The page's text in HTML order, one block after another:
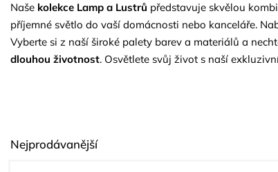
Naše kolekce Lamp a Lustrů představuje skvělou
příjemné světlo do vaší domácnosti nebo kanceláře.
Vyberte si z naší široké palety barev a materiálů a
dlouhou životnost. Osvětlete svůj život s naší
Nejprodávanější